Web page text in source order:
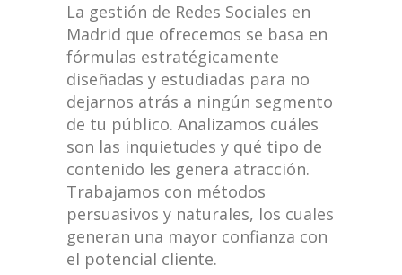
La gestión de Redes Sociales en
Madrid que ofrecemos se basa en
fórmulas estratégicamente
diseñadas y estudiadas para no
dejarnos atrás a ningún segmento
de tu público. Analizamos cuáles
son las inquietudes y qué tipo de
contenido les genera atracción.
Trabajamos con métodos
persuasivos y naturales, los cuales
generan una mayor confianza con
el potencial cliente.